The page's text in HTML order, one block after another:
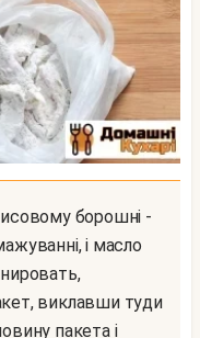
і масло
виклавши туди
пакета і